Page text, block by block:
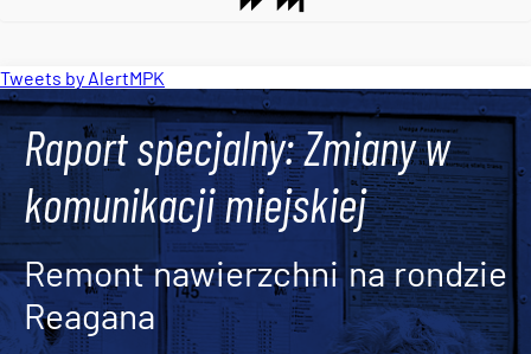
Tweets by AlertMPK
Raport specjalny: Zmiany w
komunikacji miejskiej
Remont nawierzchni na rondzie
Reagana